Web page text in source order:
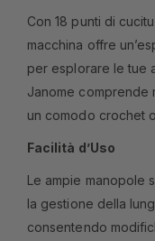
Con 18 punti di
macchina offre
per esplorare le tue
Janome comprende
un comodo crochet
Facilità d’Uso
Le ampie manopole
la gestione della
consentendo